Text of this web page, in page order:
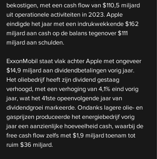
bekostigen, met een cash flow van $110,5 miljard
uit operationele activiteiten in 2023. Apple
eindigde het jaar met een indrukwekkende $162
miljard aan cash op de balans tegenover $111
miljard aan schulden.
ExxonMobil staat vlak achter Apple met ongeveer
$14,9 miljard aan dividendbetalingen vorig jaar.
Het oliebedrijf heeft zijn dividend gestaag
verhoogd, met een verhoging van 4,1% eind vorig
jaar, wat het 41ste opeenvolgende jaar van
dividendgroei markeerde. Ondanks lagere olie- en
gasprijzen produceerde het energiebedrijf vorig
jaar een aanzienlijke hoeveelheid cash, waarbij de
free cash flow zelfs met $1,9 miljard toenam tot
ruim $36 miljard.